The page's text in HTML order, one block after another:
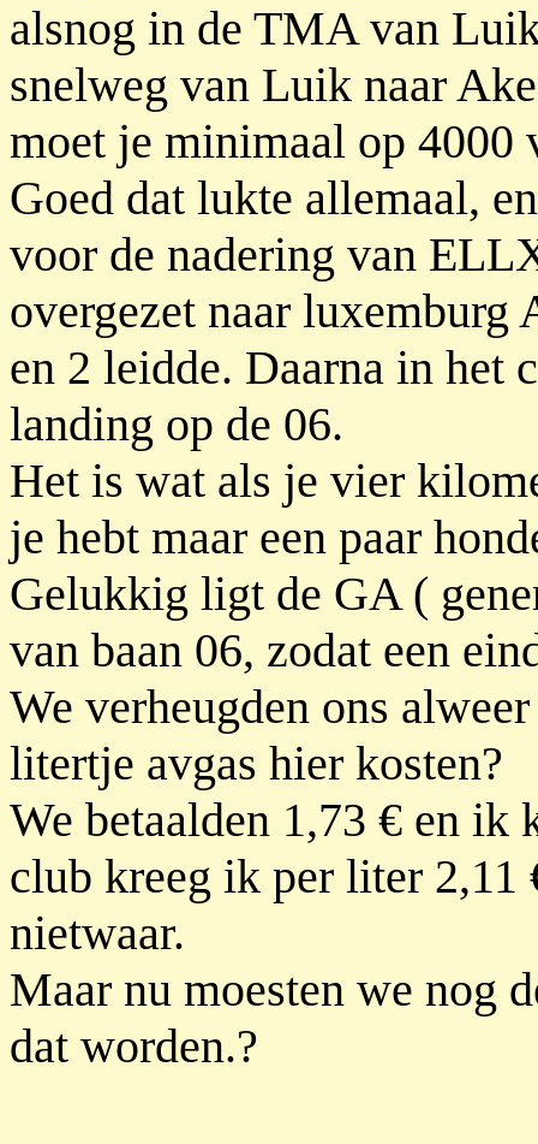
alsnog in de TMA van
snelweg van Luik naar
moet je minimaal op 4000
Goed dat lukte allemaal,
voor de nadering van
overgezet naar luxemburg
en 2 leidde. Daarna in het
landing op de 06.
Het is wat als je vier
je hebt maar een paar
Gelukkig ligt de GA (
van baan 06, zodat een
We verheugden ons
litertje avgas hier kosten?
We betaalden 1,73 € en
club kreeg ik per liter 2,11
nietwaar.
Maar nu moesten we nog
dat worden.?